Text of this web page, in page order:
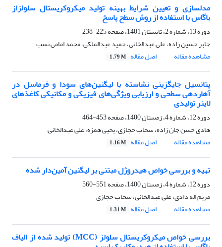
مدلسازی و تعیین شرایط بهینه تولید میکروکریستال سلولزاز
باگاس با استفاده از روش سطح پاسخ
دوره 13، شماره 2، تابستان 1401، صفحه
225-238
جابر حسین زاده، علی عبدالخانی، حمید عبدالملکی، محمد امامی نسب
مشاهده مقاله
اصل مقاله 1.79 M
پتانسیل جایگزینی نشاسته با لیگنین‌های سودا و فرماسل در
آهاردهی سطحی و ارزیابی ویژگی‌های فیزیکی و مکانیکی کاغذهای
لاینر تولیدی
دوره 12، شماره 4، زمستان 1400، صفحه
453-464
هادی حسن جان زاده، سحاب حجازی، یحیی همزه، علی عبدالخانی
مشاهده مقاله
اصل مقاله 1.16 M
تهیه و بررسی خواص هیدروژل‌ مبتنی بر لیگنین آمین‌دار شده
دوره 12، شماره 4، زمستان 1400، صفحه
551-560
مریم اله دادی، علی عبدالخانی، سحاب حجازی
مشاهده مقاله
اصل مقاله 1.31 M
بررسی خواص میکروکریستال سلولز (MCC) تولید شده از الیاف